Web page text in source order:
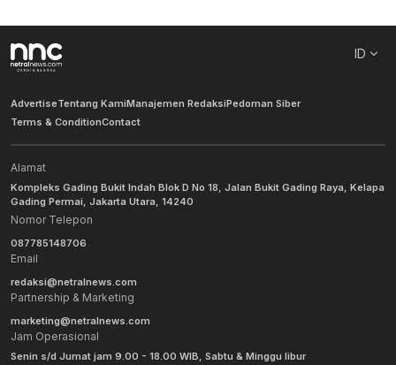
ID
AdvertiseTentang KamiManajemen RedaksiPedoman Siber
Terms & ConditionContact
Alamat
Kompleks Gading Bukit Indah Blok D No 18, Jalan Bukit Gading Raya, Kelapa
Gading Permai, Jakarta Utara, 14240
Nomor Telepon
087785148706
Email
redaksi@netralnews.com
Partnership & Marketing
marketing@netralnews.com
Jam Operasional
Senin s/d Jumat jam 9.00 - 18.00 WIB, Sabtu & Minggu libur